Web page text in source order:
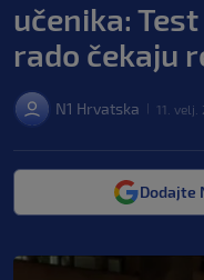
učenika:
rado čekaju
N1 Hrvatska 11.
Dodajte